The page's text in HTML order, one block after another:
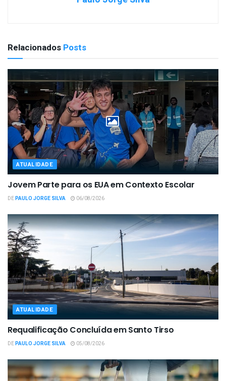
Relacionados Posts
ATUALIDADE
Jovem Parte para os EUA em Contexto Escolar
DEPAULO JORGE SILVA 06/08/2026
ATUALIDADE
Requalificação Concluída em Santo Tirso
DEPAULO JORGE SILVA 05/08/2026